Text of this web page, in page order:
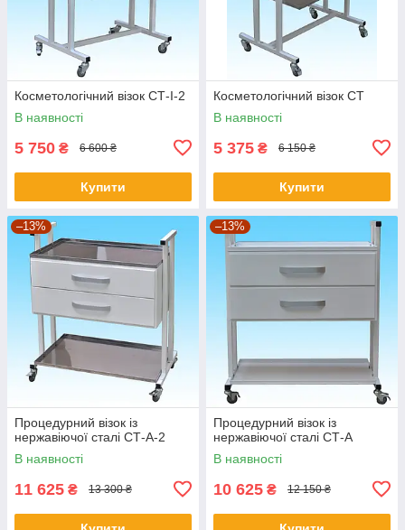
Косметологічний візок СТ-I-2
В наявності
5 750 ₴ 6 600 ₴
Купити
Косметологічний візок СТ
В наявності
5 375 ₴ 6 150 ₴
Купити
–13%
Процедурний візок із
нержавіючої сталі СТ-А-2
В наявності
11 625 ₴ 13 300 ₴
–13%
Процедурний візок із
нержавіючої сталі СТ-А
В наявності
10 625 ₴ 12 150 ₴